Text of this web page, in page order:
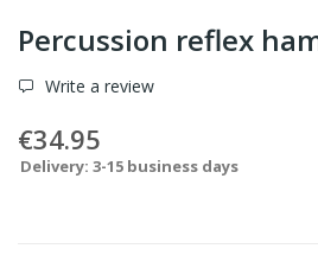
Percussion reflex
Write a review
€34.95
Delivery: 3-15 business days